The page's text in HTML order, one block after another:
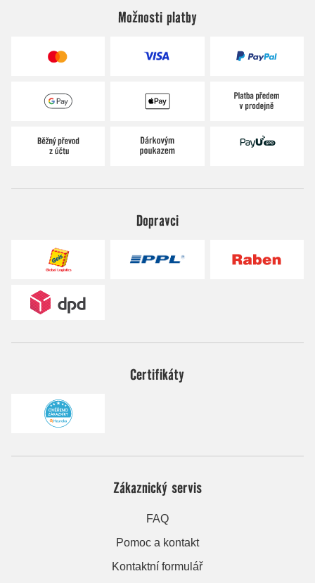
Možnosti platby
Dopravci
Certifikáty
Zákaznický servis
FAQ
Pomoc a kontakt
Kontaktní formulář